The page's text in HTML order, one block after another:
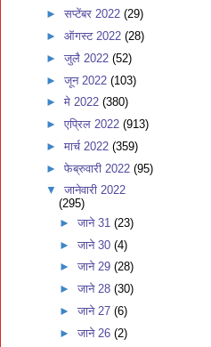
► सप्टेंबर 2022 (29)
► ऑगस्ट 2022 (28)
► जुलै 2022 (52)
► जून 2022 (103)
► मे 2022 (380)
► एप्रिल 2022 (913)
► मार्च 2022 (359)
► फेब्रुवारी 2022 (95)
▼ जानेवारी 2022
(295)
►जाने 31(23)
►जाने 30(4)
►जाने 29(28)
►जाने 28(30)
►जाने 27(6)
►जाने 26(2)